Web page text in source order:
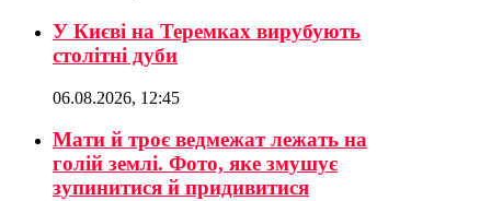
У Києві на Теремках вирубують
столітні дуби
06.08.2026, 12:45
Мати й троє ведмежат лежать на
голій землі. Фото, яке змушує
зупинитися й придивитися